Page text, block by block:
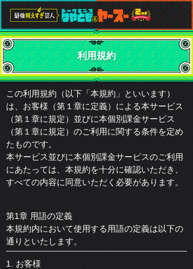
利用規約
この利用規約（以下「本規約」といいます）
は、お客様（第１章に定義）による本サービス
（第１章に規定）並びに本個別課金サービス
（第１章に規定）のご利用に関する条件を定め
たものです。
本サービス並びに本個別課金サービスのご利用
にあたっては、本規約を十分に確認いただき、
すべての内容に同意いただく必要があります。
第1章 用語の定義
本規約内において使用する用語の定義は以下の
通りといたします。
1. お客様